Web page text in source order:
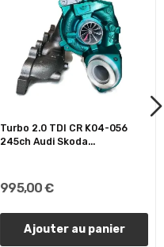
Turbo 2.0 TDI CR K04-056
245ch Audi Skoda...
995,00 €
Ajouter au panier